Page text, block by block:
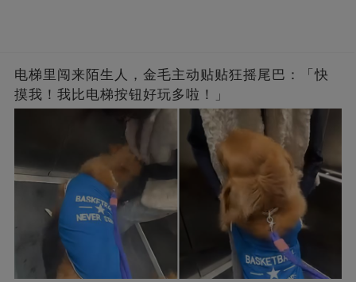
电梯里闯来陌生人，金毛主动贴贴狂摇尾巴：「快
摸我！我比电梯按钮好玩多啦！」